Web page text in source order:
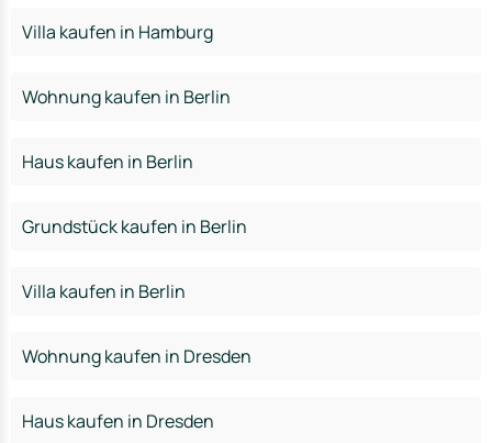
Villa kaufen in Hamburg
Wohnung kaufen in Berlin
Haus kaufen in Berlin
Grundstück kaufen in Berlin
Villa kaufen in Berlin
Wohnung kaufen in Dresden
Haus kaufen in Dresden